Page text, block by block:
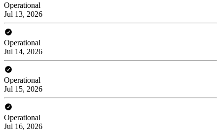
Operational
Jul 13, 2026
Operational
Jul 14, 2026
Operational
Jul 15, 2026
Operational
Jul 16, 2026